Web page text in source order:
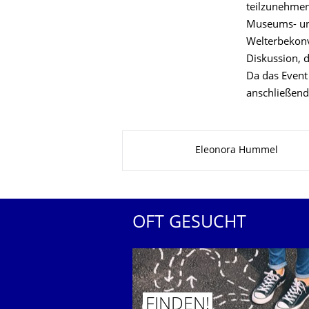
Museums-
Diskussion,
Da das
Eleonora Hummel
OFT GESUCHT
FINDEN!